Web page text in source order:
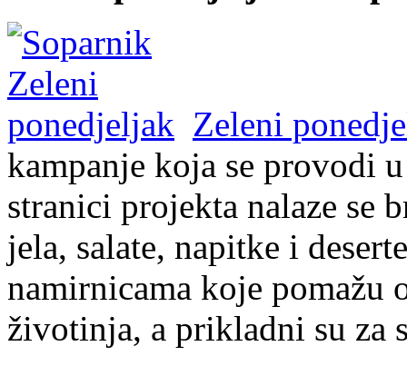
Zeleni
kampanje koja se provodi
stranici projekta nalaze se
jela, salate, napitke i
namirnicama koje pomažu
životinja, a prikladni su za